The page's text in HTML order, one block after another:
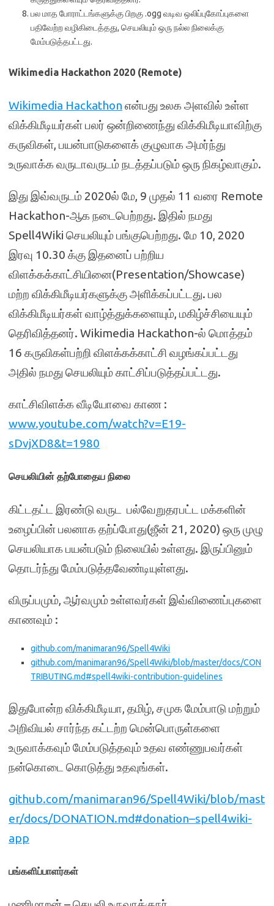
பல மாத போராட்டங்களுக்கு பிறகு .ogg வடிவ ஒலிப்புகோப்புகளை
பதிவேற்ற வழிகிடைத்தது, செயலியும் ஒரு நல்ல நிலைக்கு
மேம்படுத்தபட்டது.
Wikimedia Hackathon 2020 (Remote)
Wikimedia Hackathon என்பது உலக அளவில் உள்ள
விக்கிமீடியர்கள் பலர் ஒன்றிணைந்து விக்கிமீடியாவிற்கு
கருவிகள், பயன்பாடுகளைக் குழுவாக அமர்ந்து
உருவாக்க வருடாவருடம் நடத்தப்படும் ஒரு நிகழ்வாகும்.
இது இவ்வருடம் 2020ல் மே, 9 முதல் 11 வரை Remote
Hackathon-ஆக நடைபெற்றது. இதில் நமது
Spell4Wiki செயலியும் பங்குபெற்றது. மே 10, 2020
இரவு 10.30 க்கு இதனைப் பற்றிய
விளக்கக்காட்சியினை(Presentation/Showcase)
மற்ற விக்கிமீடியர்களுக்கு அளிக்கப்பட்டது. பல
விக்கிமீடியர்கள் வாழ்த்துக்களையும், மகிழ்ச்சியையும்
தெரிவித்தனர். Wikimedia Hackathon-ல் மொத்தம்
16 கருவிகள்பற்றி விளக்கக்காட்சி வழங்கப்பட்டது
அதில் நமது செயலியும் காட்சிப்படுத்தப்பட்டது.
காட்சிவிளக்க வீடியோவை காண :
www.youtube.com/watch?v=E19-
sDvjXD8&t=1980
செயலியின் தற்போதைய நிலை
கிட்டதட்ட இரண்டு வருட பல்வேறுதரபட்ட மக்களின்
உழைப்பின் பலனாக தற்ப்போது(ஜீன் 21, 2020) ஒரு முழு
செயலியாக பயன்படும் நிலையில் உள்ளது. இருப்பினும்
தொடர்ந்து மேம்படுத்தவேண்டியுள்ளது.
விருப்பமும், ஆர்வமும் உள்ளவர்கள் இவ்விணைப்புகளை
காணவும் :
github.com/manimaran96/Spell4Wiki
github.com/manimaran96/Spell4Wiki/blob/master/docs/CON
TRIBUTING.md#spell4wiki-contribution-guidelines
இதுபோன்ற விக்கிமீடியா, தமிழ், சமுக மேம்பாடு மற்றும்
அறிவியல் சார்ந்த கட்டற்ற மென்பொருள்களை
உருவாக்கவும் மேம்படுத்தவும் உதவ எண்ணுபவர்கள்
நன்கொடை கொடுத்து உதவுங்கள்.
github.com/manimaran96/Spell4Wiki/blob/mast
er/docs/DONATION.md#donation–spell4wiki-
app
பங்களிப்பாளர்கள்